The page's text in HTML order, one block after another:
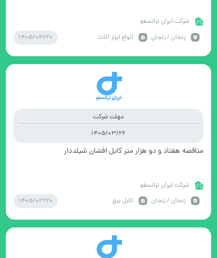
شرکت ایران ترانسفو
زنجان / زنجان
انواع ابزار آلات 1405/03/20
مهلت شرکت
1405/03/26
مناقصه هفتاد و دو هزار متر کابل افشان شیلددار
شرکت ایران ترانسفو
زنجان / زنجان
کابل برق 1405/03/20